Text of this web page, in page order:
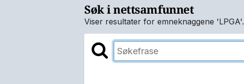
Søk i nettsamfunnet
Viser resultater for emneknaggene 'LPGA'.